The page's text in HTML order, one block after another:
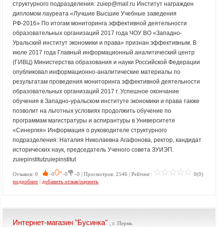
структурного подразделения: zuiep@mail.ru Институт награжден
дипломом лауреата «Лучшие Высшие Учебные заведения
РФ-2016» По итогам мониторинга эффективной деятельности
образовательных организаций 2017 года ЧОУ ВО «Западно-
Уральский институт экономики и права» признан эффективным. В
июле 2017 года Главный информационный аналитический центр
(ГИВЦ) Министерства образования и науки Российской Федерации
опубликовал информационно-аналитические материалы по
результатам проведения мониторинга эффективной деятельности
образовательных организаций 2017 г. Успешное окончание
обучения в Западно-уральском институте экономики и права также
позволит на льготных условиях продолжить обучение по
программам магистратуры и аспирантуры в Университете
«Синергия» Информация о руководителе структурного
подразделения: Наталия Николаевна Агафонова, ректор, кандидат
исторических наук, председатель Ученого совета ЗУИЭП.
zuiepinstitutzuiepinstitut
Отзывов: 0 −0 −0 −0 | Просмотров: 2546 | Рейтинг:
0(0)
подробнее | добавить отзыв/оценить
Интернет-магазин "Бусинка" , г. Пермь